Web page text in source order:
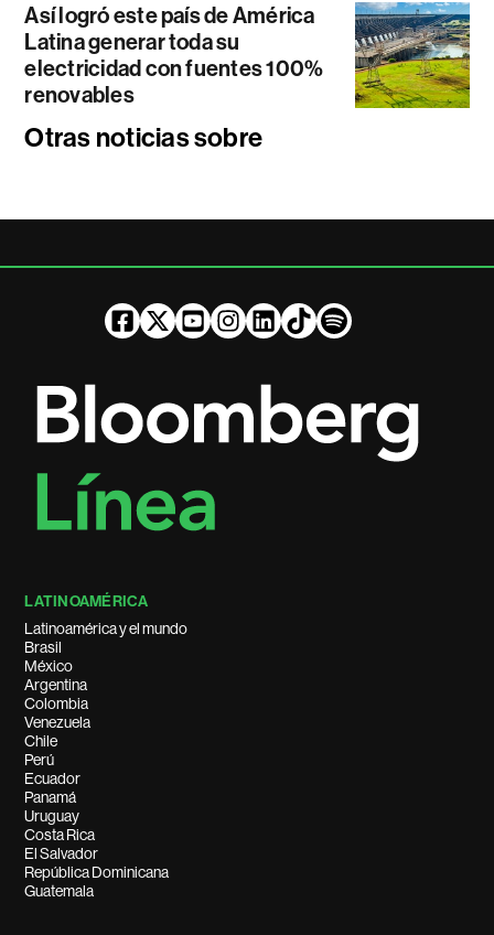
Así logró este país de América
Latina generar toda su
electricidad con fuentes 100%
renovables
Otras noticias sobre
LATINOAMÉRICA
Latinoamérica y el mundo
Brasil
México
Argentina
Colombia
Venezuela
Chile
Perú
Ecuador
Panamá
Uruguay
Costa Rica
El Salvador
República Dominicana
Guatemala